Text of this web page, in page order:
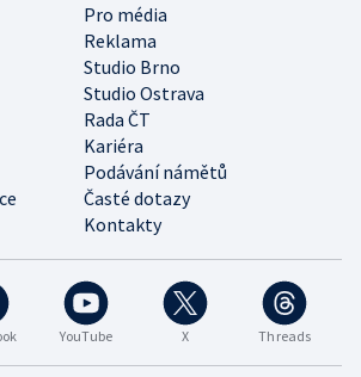
Pro média
Reklama
Studio Brno
Studio Ostrava
Rada ČT
Kariéra
Podávání námětů
Časté dotazy
Kontakty
YouTube X Threads